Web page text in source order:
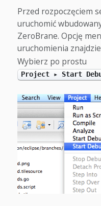
Przed rozpoczęciem
uruchomić
ZeroBrane. Opcję
uruchomienia
Wybierz po prostu
Project ▸ Start